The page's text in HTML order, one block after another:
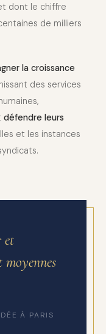
dont le chiffre
de milliers
la croissance
des services
défendre leurs
et les instances
et
moyennes
À PARIS